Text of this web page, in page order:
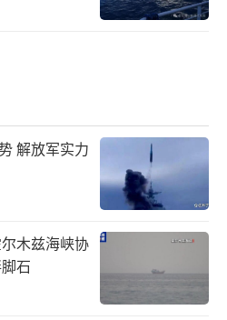
际规则制定，推动建立
明对比。
时代潮流，强权政治和
心。中国在乌克兰问题
既坚持原则又展现灵活，
了建设性思路。此次事
命运共同体理念具有重
解放军实力
木兹海峡协
石